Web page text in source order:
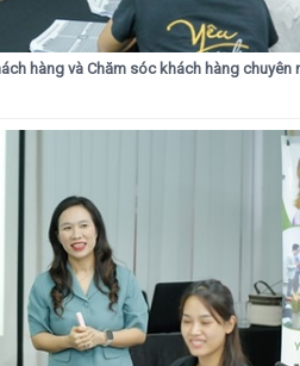
hàng và Chăm sóc khách hàng chuyên